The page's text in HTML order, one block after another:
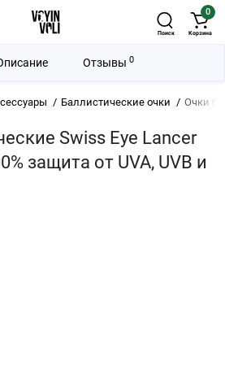
Поиск
0
Корзина
Баллистические очки Очки
Swiss Eye Lancer
защита от UVA, UVB и
Отзывы 0